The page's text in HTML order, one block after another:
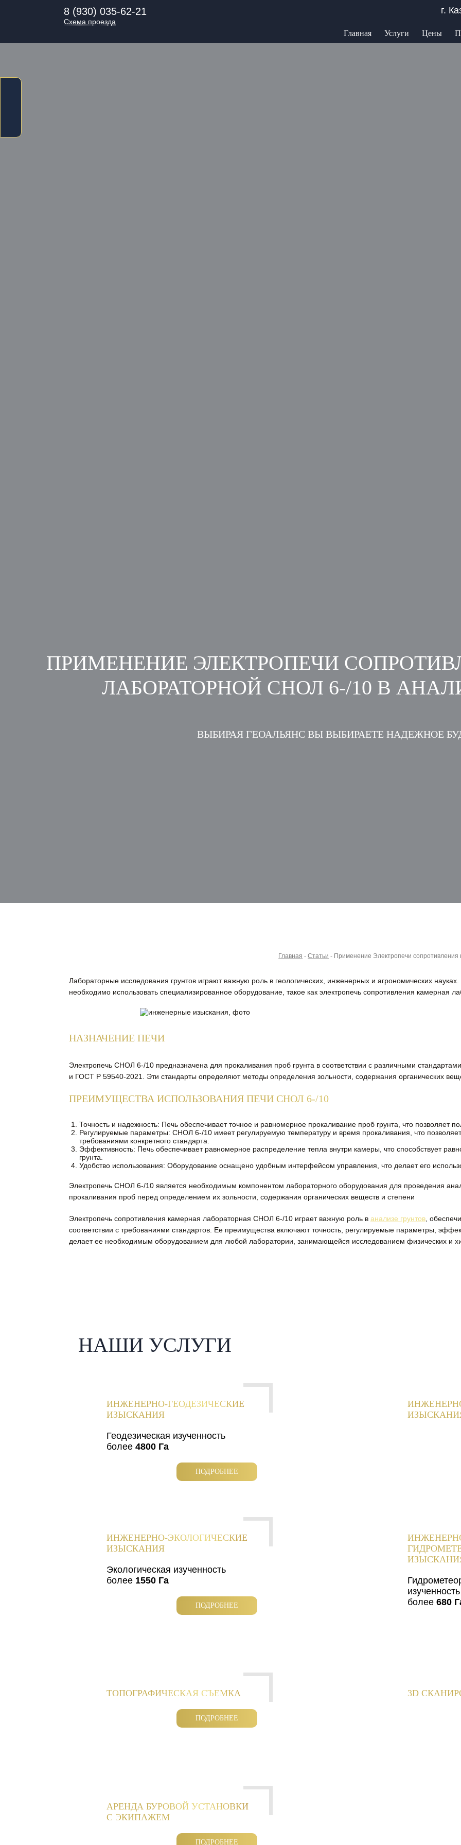
8 (930) 035-62-21
Схема проезда
г.
Главная Услуги Цены
ПРИМЕНЕНИЕ ЭЛЕКТРОПЕЧИ
ЛАБОРАТОРНОЙ СНОЛ 6-/10 В
ВЫБИРАЯ ГЕОАЛЬЯНС ВЫ ВЫБИРАЕТЕ НАДЕЖНОЕ
Главная -Статьи - Применение Электропечи
Лабораторные исследования грунтов играют важную роль в геологических, инженерных и агрономических
необходимо использовать специализированное оборудование, такое как электропечь сопротивления камерная
НАЗНАЧЕНИЕ ПЕЧИ
Электропечь СНОЛ 6-/10 предназначена для прокаливания проб грунта в соответствии с различными
и ГОСТ Р 59540-2021. Эти стандарты определяют методы определения зольности, содержания органических
ПРЕИМУЩЕСТВА ИСПОЛЬЗОВАНИЯ ПЕЧИ СНОЛ 6-/10
Точность и надежность: Печь обеспечивает точное и равномерное прокаливание проб грунта, что позволяет
Регулируемые параметры: СНОЛ 6-/10 имеет регулируемую температуру и время прокаливания, что позволяет
требованиями конкретного стандарта.
Эффективность: Печь обеспечивает равномерное распределение тепла внутри камеры, что способствует
грунта.
Удобство использования: Оборудование оснащено удобным интерфейсом управления, что делает его
Электропечь СНОЛ 6-/10 является необходимым компонентом лабораторного оборудования для проведения
прокаливания проб перед определением их зольности, содержания органических веществ и степени
Электропечь сопротивления камерная лабораторная СНОЛ 6-/10 играет важную роль в анализе грунтов,
соответствии с требованиями стандартов. Ее преимущества включают точность, регулируемые параметры,
делает ее необходимым оборудованием для любой лаборатории, занимающейся исследованием физических и
НАШИ УСЛУГИ
ИНЖЕНЕРНО-ГЕОДЕЗИЧЕСКИЕ
ИЗЫСКАНИЯ
Геодезическая изученность
более 4800 Га
ПОДРОБНЕЕ
ИНЖЕНЕРНО-ЭКОЛОГИЧЕСКИЕ
ИЗЫСКАНИЯ
Экологическая изученность
более 1550 Га
ПОДРОБНЕЕ
изученность
более 680
ТОПОГРАФИЧЕСКАЯ СЪЕМКА
ПОДРОБНЕЕ
3D
АРЕНДА БУРОВОЙ УСТАНОВКИ
С ЭКИПАЖЕМ
ПОДРОБНЕЕ